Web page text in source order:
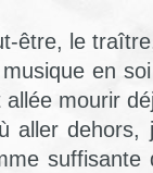
être, le
en
mourir
aller dehors,
suffisante